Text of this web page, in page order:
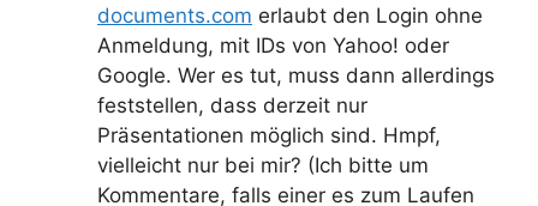
documents.com erlaubt den Login ohne
Anmeldung, mit IDs von Yahoo! oder
Google. Wer es tut, muss dann allerdings
feststellen, dass derzeit nur
Präsentationen möglich sind. Hmpf,
vielleicht nur bei mir? (Ich bitte um
Kommentare, falls einer es zum Laufen